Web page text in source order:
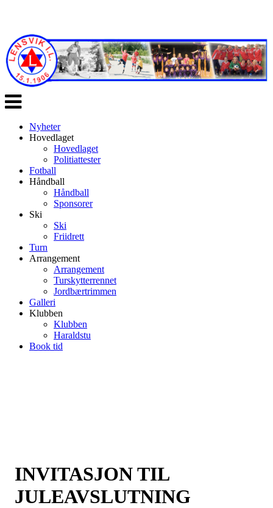
Veksle
navigasjon
Nyheter
Hovedlaget
Hovedlaget
Politiattester
Fotball
Håndball
Håndball
Sponsorer
Ski
Ski
Friidrett
Turn
Arrangement
Arrangement
Turskytterrennet
Jordbærtrimmen
Galleri
Klubben
Klubben
Haraldstu
Book tid
INVITASJON TIL
JULEAVSLUTNING